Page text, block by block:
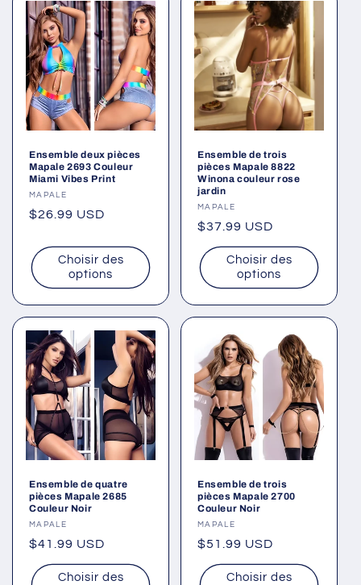
Ensemble deux pièces
Mapale 2693 Couleur
Miami Vibes Print
Fournisseur :
MAPALE
Prix
$26.99 USD
Choisir des
options
Ensemble de trois
pièces Mapale 8822
Winona couleur rose
jardin
Fournisseur :
MAPALE
Prix
habituel
$37.99 USD
Choisir des
options
Ensemble de quatre
pièces Mapale 2685
Couleur Noir
Fournisseur :
MAPALE
Prix
habituel
$41.99 USD
Choisir des
Ensemble de trois
pièces Mapale 2700
Couleur Noir
Fournisseur :
MAPALE
Prix
habituel
$51.99 USD
Choisir des